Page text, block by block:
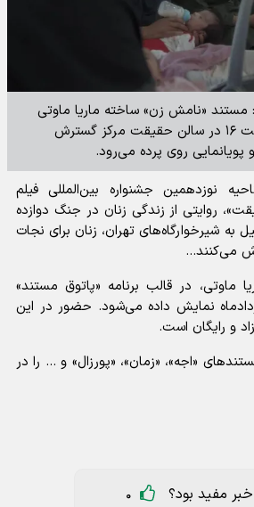
مستند «نامش زن» ساخته ماریا ماوتی
دوشنبه ۱۱ خردادماه ساعت ۱۶ در سالن حقیقت مرکز گسترش
روی پرده می‌رود.
نوزدهمین جشنواره بین‌المللی فیلم
روایتی از زندگی زنان در جنگ دوازده
به شیرخوارگاه‌های تهران، زنان برای نجات
می‌کنند...
ماوتی، در قالب برنامه «پاتوق مستند»
۱۶ دوشنبه ۱۱ خردادماه نمایش داده می‌شود. حضور در این
و رایگان است.
«اجه»، «زمان»، «پورزال» و ... را در
خبر مفید بود؟ 0